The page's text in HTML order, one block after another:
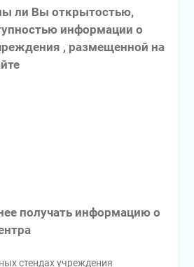
ли Вы открытостью,
информации о
, размещенной на
получать информацию о
стендах учреждения